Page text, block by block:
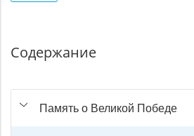
Содержание
Память о Великой Победе